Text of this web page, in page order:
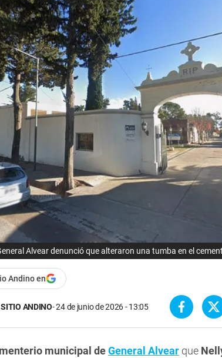
Alvear denunció que alteraron una tumba en el
Andino en
ANDINO 24 de junio de 2026 - 13:05
municipal deGeneral Alvear que